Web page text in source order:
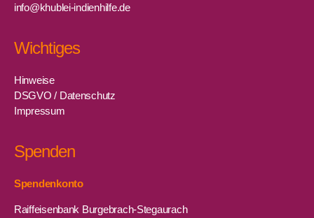
info@khublei-indienhilfe.de
Wichtiges
Hinweise
DSGVO / Datenschutz
Impressum
Spenden
Spendenkonto
Raiffeisenbank Burgebrach-Stegaurach